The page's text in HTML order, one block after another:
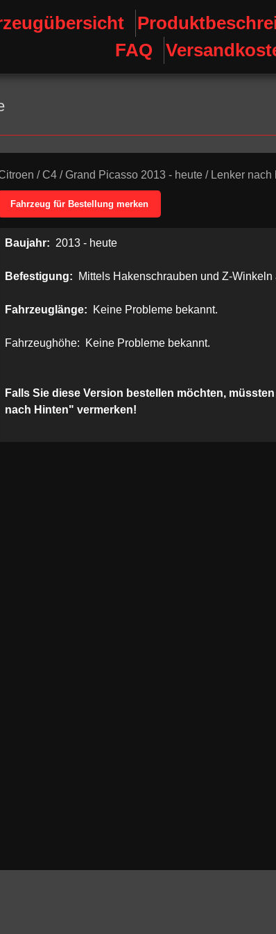
FAQ
/C4 /Grand Picasso 2013 - heute / Lenker nach
Fahrzeug für Bestellung merken
Baujahr: 2013 - heute
Befestigung: Mittels Hakenschrauben und Z-
Fahrzeuglänge: Keine Probleme bekannt.
Fahrzeughöhe: Keine Probleme bekannt.
Falls Sie diese Version bestellen möchten,
nach Hinten" vermerken!